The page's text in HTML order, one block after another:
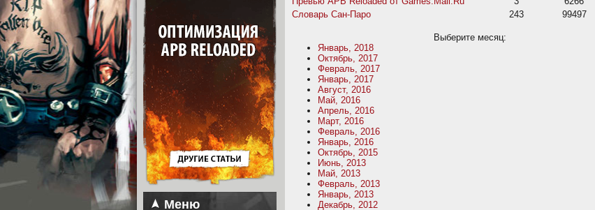
Меню
Словарь Сан-Паро
243 99497
Выберите месяц:
Январь, 2018
Октябрь, 2017
Февраль, 2017
Январь, 2017
Август, 2016
Май, 2016
Апрель, 2016
Март, 2016
Февраль, 2016
Январь, 2016
Октябрь, 2015
Июнь, 2013
Май, 2013
Февраль, 2013
Январь, 2013
Декабрь, 2012